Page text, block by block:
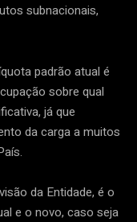
subnacionais,
padrão atual é
sobre qual
já que
da carga a muitos
da Entidade, é o
e o novo, caso seja